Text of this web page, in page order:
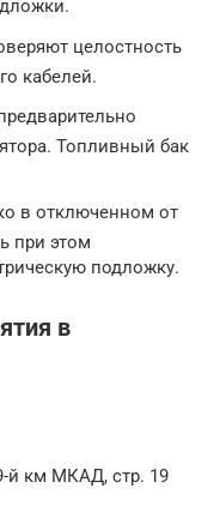
целостность
кабелей.
Топливный бак
в отключенном от
при этом
подложку.
в
й км МКАД, стр. 19